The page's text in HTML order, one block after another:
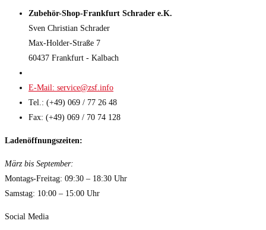
Zubehör-Shop-Frankfurt Schrader e.K.
Sven Christian Schrader
Max-Holder-Straße 7
60437 Frankfurt - Kalbach
E-Mail: service@zsf.info
Tel.: (+49) 069 / 77 26 48
Fax: (+49) 069 / 70 74 128
Ladenöffnungszeiten:
März bis September:
Montags-Freitag: 09:30 – 18:30 Uhr
Samstag: 10:00 – 15:00 Uhr
Social Media